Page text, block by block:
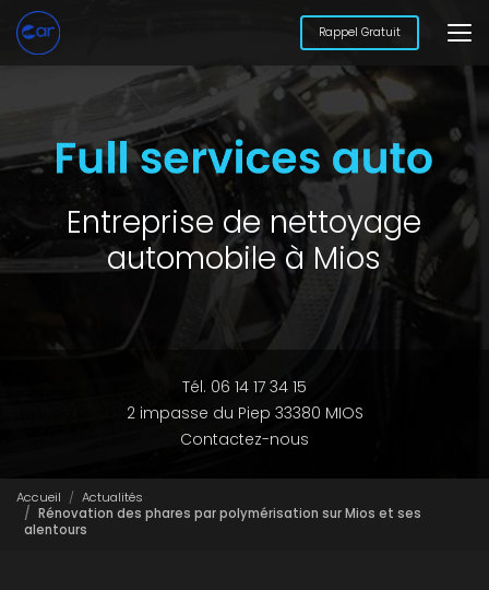
Aller
au
contenu
principal
Rappel Gratuit
Entreprise de nettoyage
automobile à Mios
Tél. 06 14 17 34 15
2 impasse du Piep 33380 MIOS
Contactez-nous
Accueil
Actualités
Rénovation des phares par polymérisation sur Mios et ses
alentours